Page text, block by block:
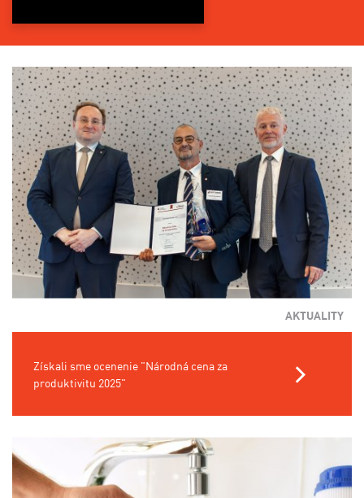
AKTUALITY
Získali sme ocenenie "Národná cena za
produktivitu 2025"